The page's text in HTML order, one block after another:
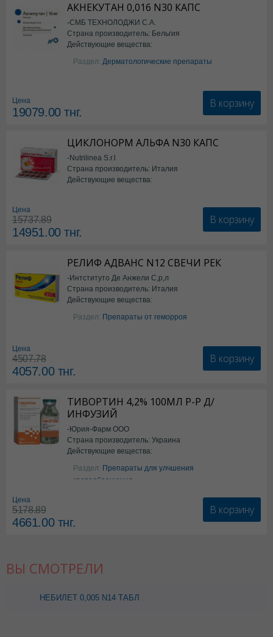
АКНЕКУТАН 0,016 N30 КАПС
-СМБ ТЕХНОЛОДЖИ С.А.
Страна производитель: Бельгия
Действующие вещества:
Изотретиноин
Раздел: Дерматологические препараты
Цена
19079.00тнг.
В корзину
ЦИКЛОНОРМ АЛЬФА N30 КАПС
-Nutrilinea S.r.l
Страна производитель: Италия
Действующие вещества:
Цена
15737.89
14951.00тнг.
В корзину
РЕЛИФ АДВАНС N12 СВЕЧИ РЕК
-Интституто Де Анжели С,р,л
Страна производитель: Италия
Действующие вещества:
Бензокаин
Раздел: Препараты от геморроя
Цена
4507.78
4057.00тнг.
В корзину
ТИВОРТИН 4,2% 100МЛ Р-Р Д/
ИНФУЗИЙ
-Юрия-Фарм ООО
Страна производитель: Украина
Действующие вещества:
Аргинин
Раздел: Препараты для улчшения
кровообращения
Цена
5178.89
4661.00тнг.
В корзину
ВЫ СМОТРЕЛИ
НЕБИЛЕТ 0,005 N14 ТАБЛ